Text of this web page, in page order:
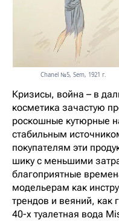
Chanel №5, Sem, 1921 г.
Кризисы, война – в
косметика зачастую
роскошные кутюрные
стабильным
покупателям эти
шику с меньшими
благоприятные
модельерам как
трендов и веяний, как
40-х туалетная вода